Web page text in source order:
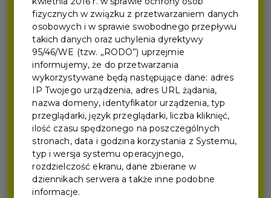
fizycznych w związku z przetwarzaniem danych
osobowych i w sprawie swobodnego przepływu
takich danych oraz uchylenia dyrektywy
95/46/WE (tzw. „RODO”) uprzejmie
informujemy, że do przetwarzania
wykorzystywane będą następujące dane: adres
IP Twojego urządzenia, adres URL żądania,
nazwa domeny, identyfikator urządzenia, typ
przeglądarki, język przeglądarki, liczba kliknięć,
ilość czasu spędzonego na poszczególnych
stronach, data i godzina korzystania z Systemu,
typ i wersja systemu operacyjnego,
rozdzielczość ekranu, dane zbierane w
dziennikach serwera a także inne podobne
informacje.